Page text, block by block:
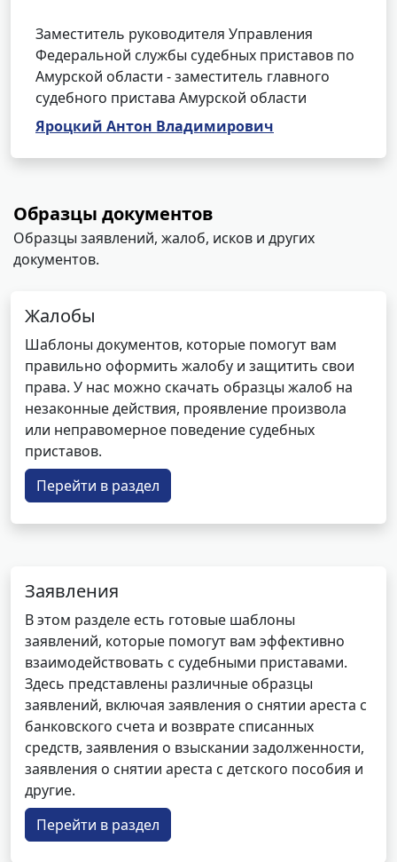
Заместитель руководителя Управления
Федеральной службы судебных приставов по
Амурской области - заместитель главного
судебного пристава Амурской области
Яроцкий Антон Владимирович
Образцы документов
Образцы заявлений, жалоб, исков и других
документов.
Жалобы
Шаблоны документов, которые помогут вам
правильно оформить жалобу и защитить свои
права. У нас можно скачать образцы жалоб на
незаконные действия, проявление произвола
или неправомерное поведение судебных
приставов.
Перейти в раздел
Заявления
В этом разделе есть готовые шаблоны
заявлений, которые помогут вам эффективно
взаимодействовать с судебными приставами.
Здесь представлены различные образцы
заявлений, включая заявления о снятии ареста с
банковского счета и возврате списанных
средств, заявления о взыскании задолженности,
заявления о снятии ареста с детского пособия и
другие.
Перейти в раздел